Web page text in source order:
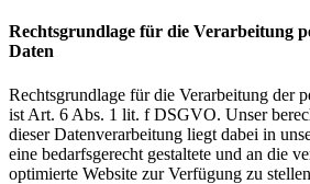
Rechtsgrundlage für die Verarbeitung
Daten
Rechtsgrundlage für die Verarbeitung der
ist Art. 6 Abs. 1 lit. f DSGVO. Unser
dieser Datenverarbeitung liegt dabei in
eine bedarfsgerecht gestaltete und an die
optimierte Website zur Verfügung zu